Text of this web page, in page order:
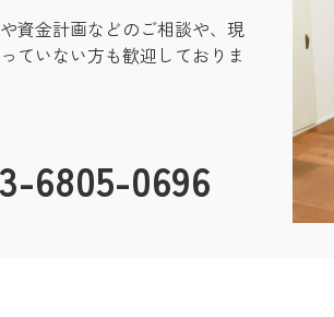
資金計画などのご相談や、現
ていない方も歓迎しておりま
6805-0696